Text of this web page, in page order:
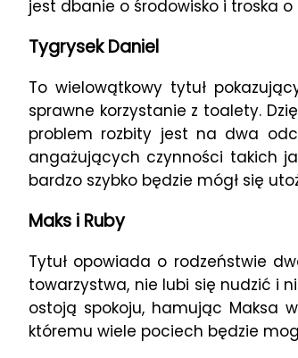
jest dbanie o środowisko i troska
Tygrysek Daniel
To wielowątkowy tytuł
sprawne korzystanie z toalety.
problem rozbity jest na dwa
angażujących czynności takich
bardzo szybko będzie mógł się
Maks i Ruby
Tytuł opowiada o rodzeństwie
towarzystwa, nie lubi się nudzić i
ostoją spokoju, hamując Maksa
któremu wiele pociech będzie